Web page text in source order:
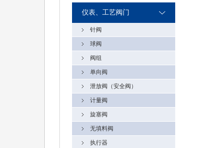
仪表、工艺阀门
针阀
球阀
阀组
单向阀
泄放阀（安全阀）
计量阀
旋塞阀
无填料阀
执行器